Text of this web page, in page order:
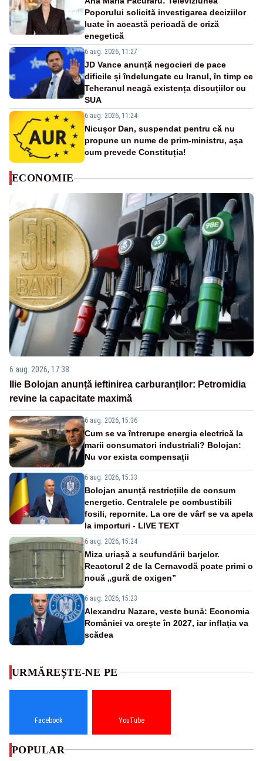
Poporului solicită investigarea deciziilor
luate în această perioadă de criză
enegetică
6 aug. 2026, 11:27
JD Vance anunță negocieri de pace
dificile și îndelungate cu Iranul, în timp ce
Teheranul neagă existența discuțiilor cu
SUA
6 aug. 2026, 11:24
Nicușor Dan, suspendat pentru că nu
propune un nume de prim-ministru, așa
cum prevede Constituția!
ECONOMIE
6 aug. 2026, 17:38
Ilie Bolojan anunță ieftinirea carburanților: Petromidia
revine la capacitate maximă
6 aug. 2026, 15:36
Cum se va întrerupe energia electrică la
marii consumatori industriali? Bolojan:
Nu vor exista compensații
6 aug. 2026, 15:33
Bolojan anunță restricțiile de consum
energetic. Centralele pe combustibili
fosili, repornite. La ore de vârf se va apela
la importuri - LIVE TEXT
6 aug. 2026, 15:24
Miza uriașă a scufundării barjelor.
Reactorul 2 de la Cernavodă poate primi o
nouă „gură de oxigen”
6 aug. 2026, 15:23
Alexandru Nazare, veste bună: Economia
României va crește în 2027, iar inflația va
scădea
URMĂREȘTE-NE PE
Facebook YouTube
POPULAR